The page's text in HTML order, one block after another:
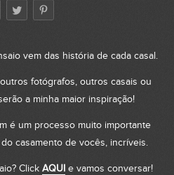
vem das história de cada casal.
fotógrafos, outros casais ou
a minha maior inspiração!
é um processo muito importante
casamento de vocês, incríveis.
Click AQUI e vamos conversar!